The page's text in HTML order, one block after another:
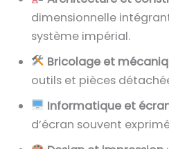
dimensionnelle
système impérial.
Bricolage et
outils et pièces
Informatique et
d’écran souvent